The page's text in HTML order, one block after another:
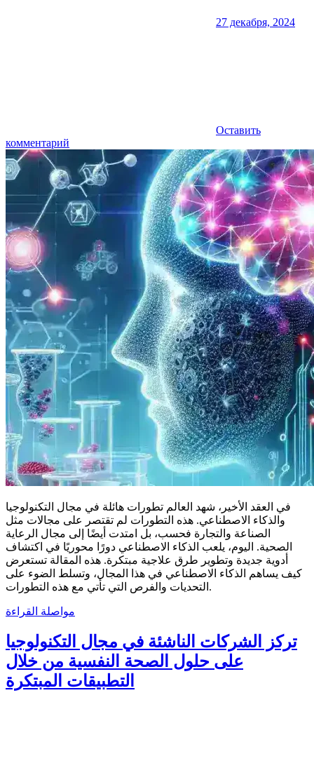
27 декабря, 2024
Оставить
комментарий
في العقد الأخير، شهد العالم تطورات هائلة في مجال التكنولوجيا
والذكاء الاصطناعي. هذه التطورات لم تقتصر على مجالات مثل
الصناعة والتجارة فحسب، بل امتدت أيضًا إلى مجال الرعاية
الصحية. اليوم، يلعب الذكاء الاصطناعي دورًا محوريًا في اكتشاف
أدوية جديدة وتطوير طرق علاجية مبتكرة. هذه المقالة تستعرض
كيف يساهم الذكاء الاصطناعي في هذا المجال، وتسلط الضوء على
التحديات والفرص التي تأتي مع هذه التطورات.
مواصلة القراءة
تركز الشركات الناشئة في مجال التكنولوجيا
على حلول الصحة النفسية من خلال
التطبيقات المبتكرة